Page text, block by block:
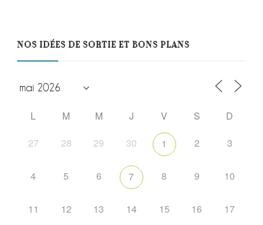
NOS IDÉES DE SORTIE ET BONS PLANS
L M M J V S
D
27
28 29 30 1 2 3
4 5 6 7 8 9 10
11 12 13 14 15 16 17